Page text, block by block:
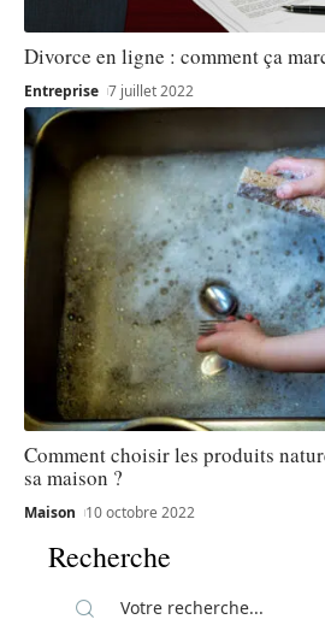
Divorce en ligne : comment ça
Entreprise 7 juillet 2022
Comment choisir les produits
sa maison ?
Maison 10 octobre 2022
Recherche